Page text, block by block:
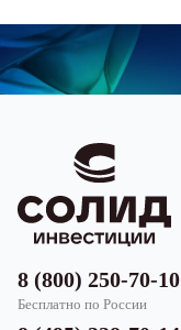
8 (800) 250-70-10
Бесплатно по России